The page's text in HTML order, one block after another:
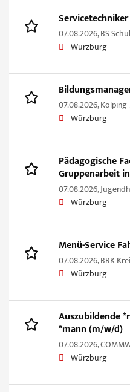
07.08.2026,BS
Würzburg
07.08.2026,
Würzburg
Pädagogische
Gruppenarbeit
07.08.2026,
Würzburg
Menü-Service
07.08.2026,BRK
Würzburg
Auszubildende
*mann (m/w/d)
07.08.2026,
Würzburg